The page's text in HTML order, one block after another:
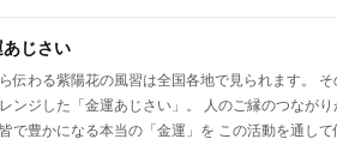
じさい
伝わる紫陽花の風習は全国各地で見られます。
ンジした「金運あじさい」。 人のご縁のつなが
で豊かになる本当の「金運」を この活動を通し